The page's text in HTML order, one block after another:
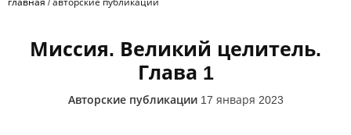
Миссия. Великий целитель.
Глава 1
Авторские публикации 17 января 2023